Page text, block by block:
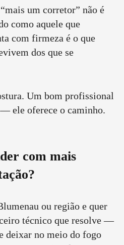
um corretor” não é
como aquele que
com firmeza é o que
dos que se
Um bom profissional
ele oferece o caminho.
com mais
ou região e quer
técnico que resolve —
deixar no meio do fogo